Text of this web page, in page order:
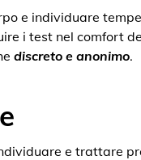
e individuare
i test nel comfort
discreto e anonimo.
e trattare